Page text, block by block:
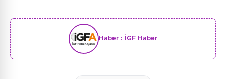
Haber : İGF Haber